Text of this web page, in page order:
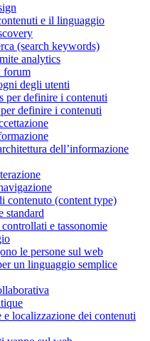
e il linguaggio
(search keywords)
analytics
forum
degli utenti
per definire i contenuti
definire i contenuti
dell’informazione
contenuto (content type)
standard
e tassonomie
le persone sul web
un linguaggio semplice
e localizzazione dei contenuti